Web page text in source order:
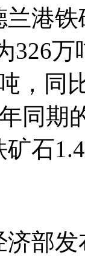
港铁
326
，同
同期
石
发